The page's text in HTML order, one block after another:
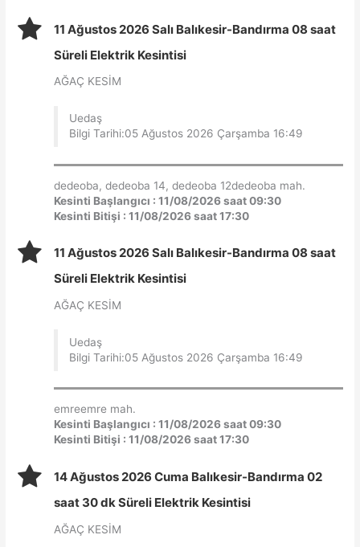
11 Ağustos 2026 Salı Balıkesir-Bandırma 08 saat
Süreli Elektrik Kesintisi
AĞAÇ KESİM
Uedaş
Bilgi Tarihi:05 Ağustos 2026 Çarşamba 16:49
dedeoba, dedeoba 14, dedeoba 12dedeoba mah.
Kesinti Başlangıcı : 11/08/2026 saat 09:30
Kesinti Bitişi : 11/08/2026 saat 17:30
11 Ağustos 2026 Salı Balıkesir-Bandırma 08 saat
Süreli Elektrik Kesintisi
AĞAÇ KESİM
Uedaş
Bilgi Tarihi:05 Ağustos 2026 Çarşamba 16:49
emreemre mah.
Kesinti Başlangıcı : 11/08/2026 saat 09:30
Kesinti Bitişi : 11/08/2026 saat 17:30
14 Ağustos 2026 Cuma Balıkesir-Bandırma 02
saat 30 dk Süreli Elektrik Kesintisi
AĞAÇ KESİM